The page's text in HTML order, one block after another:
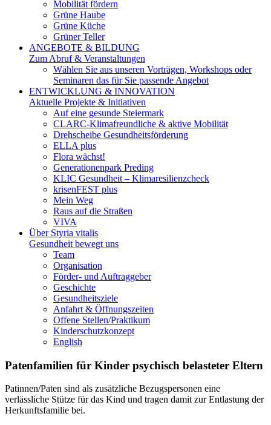
Mobilität fördern
Grüne Haube
Grüne Küche
Grüner Teller
ANGEBOTE & BILDUNG
Zum Abruf & Veranstaltungen
Wählen Sie aus unseren Vorträgen, Workshops oder
Seminaren das für Sie passende Angebot
ENTWICKLUNG & INNOVATION
Aktuelle Projekte & Initiativen
Auf eine gesunde Steiermark
CLARC-Klimafreundliche & aktive Mobilität
Drehscheibe Gesundheitsförderung
ELLA plus
Flora wächst!
Generationenpark Preding
KLIC Gesundheit – Klimaresilienzcheck
krisenFEST plus
Mein Weg
Raus auf die Straßen
VIVA
Über Styria vitalis
Gesundheit bewegt uns
Team
Organisation
Förder- und Auftraggeber
Geschichte
Gesundheitsziele
Anfahrt & Öffnungszeiten
Offene Stellen/Praktikum
Kinderschutzkonzept
English
Patenfamilien für Kinder psychisch belasteter Eltern
Patinnen/Paten sind als zusätzliche Bezugspersonen eine
verlässliche Stütze für das Kind und tragen damit zur Entlastung der
Herkunftsfamilie bei.